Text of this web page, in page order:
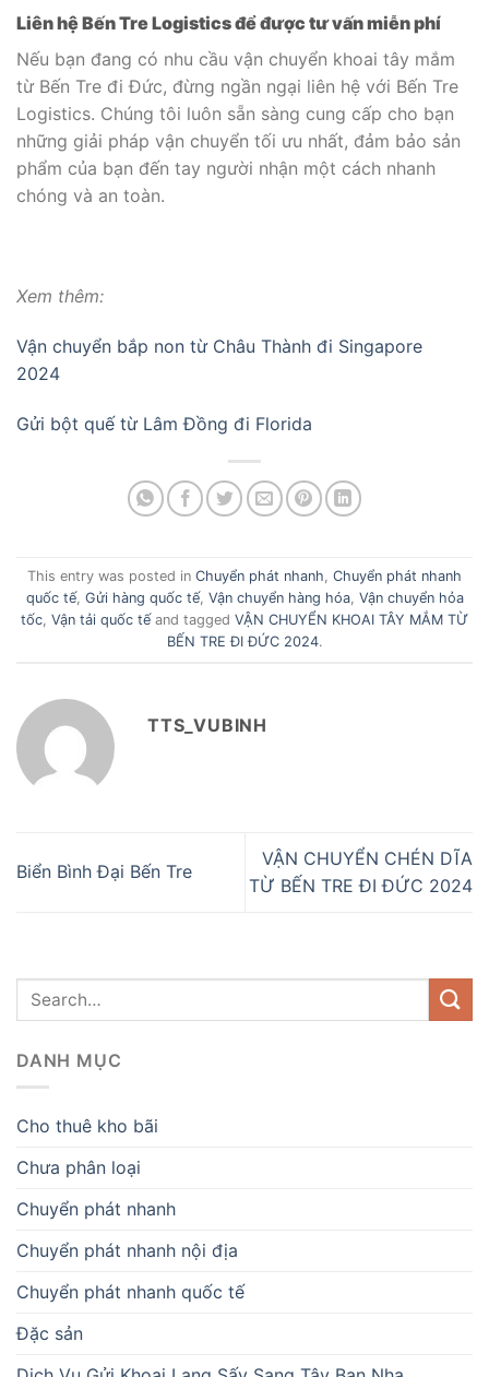
Liên hệ Bến Tre Logistics để được tư vấn miễn phí
Nếu bạn đang có nhu cầu vận chuyển khoai tây mắm
từ Bến Tre đi Đức, đừng ngần ngại liên hệ với Bến Tre
Logistics. Chúng tôi luôn sẵn sàng cung cấp cho bạn
những giải pháp vận chuyển tối ưu nhất, đảm bảo sản
phẩm của bạn đến tay người nhận một cách nhanh
chóng và an toàn.
Xem thêm:
Vận chuyển bắp non từ Châu Thành đi Singapore
2024
Gửi bột quế từ Lâm Đồng đi Florida
This entry was posted in Chuyển phát nhanh Chuyển phát nhanh
quốc tế, Gửi hàng quốc tế, Vận chuyển hàng hóa, Vận chuyển hỏa
tốc Vận tải quốc tế and tagged VẬN CHUYỂN KHOAI TÂY MẮM TỪ
BẾN TRE ĐI ĐỨC 2024.
TTS_VUBINH
Biển Bình Đại Bến Tre
VẬN CHUYỂN CHÉN DĨA
TỪ BẾN TRE ĐI ĐỨC 2024
DANH MỤC
Cho thuê kho bãi
Chưa phân loại
Chuyển phát nhanh
Chuyển phát nhanh nội địa
Chuyển phát nhanh quốc tế
Đặc sản